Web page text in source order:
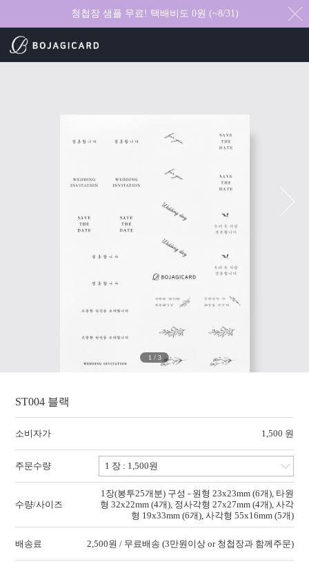
청첩장 샘플 무료! 택배비도 0원 (~8/31)
1 / 3
ST004 블랙
소비자가 1,500 원
주문수량
수량/사이즈
1장(봉투25개분) 구성 - 원형 23x23mm (6개), 타원
형 32x22mm (4개), 정사각형 27x27mm (4개), 사각
형 19x33mm (6개), 사각형 55x16mm (5개)
배송료 2,500원 / 무료배송 (3만원이상 or 청첩장과 함께주문)